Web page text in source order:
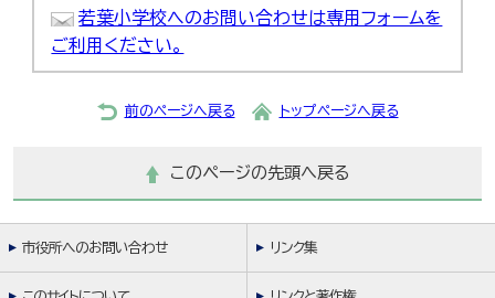
若葉小学校へのお問い合わせは専用フォームを
ご利用ください。
前のページへ戻る トップページへ戻る
このページの先頭へ戻る
市役所へのお問い合わせ リンク集